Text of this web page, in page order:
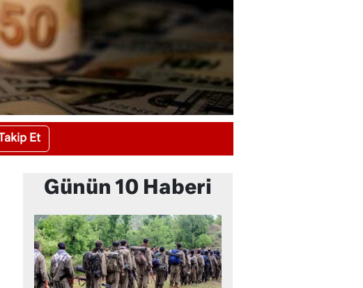
Takip Et
Günün 10 Haberi